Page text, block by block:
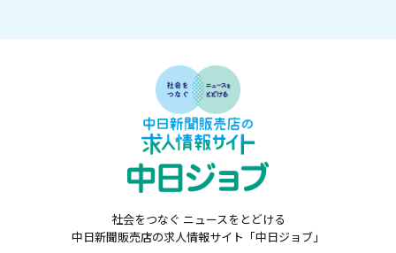
社会をつなぐ ニュースをとどける
中日新聞販売店の求人情報サイト「中日ジョブ」